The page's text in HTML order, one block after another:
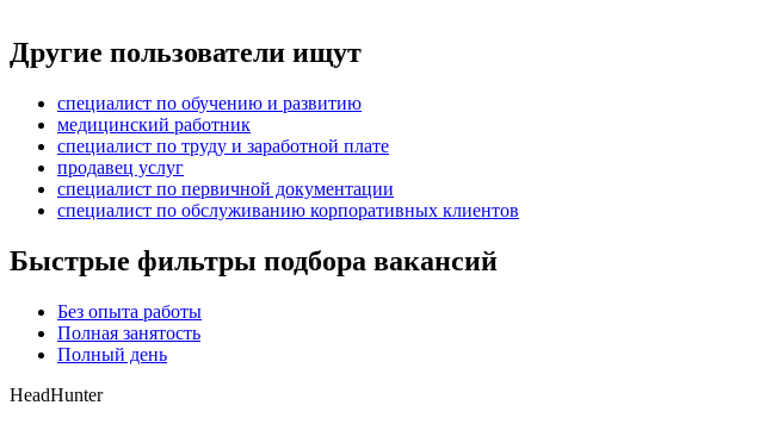
Другие пользователи ищут
специалист по обучению и развитию
медицинский работник
специалист по труду и заработной плате
продавец услуг
специалист по первичной документации
специалист по обслуживанию корпоративных клиентов
Быстрые фильтры подбора вакансий
Без опыта работы
Полная занятость
Полный день
HeadHunter